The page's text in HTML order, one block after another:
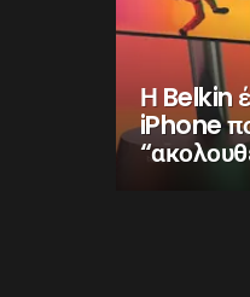
Η Belkin
iPhone